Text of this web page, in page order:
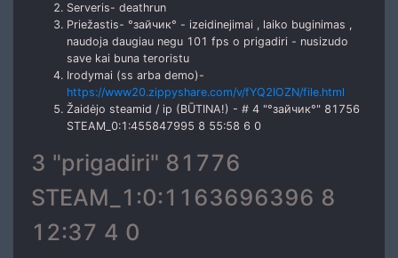
Serveris- deathrun
Priežastis- °зайчик° - izeidinejimai , laiko buginimas ,
naudoja daugiau negu 101 fps o prigadiri - nusizudo
save kai buna teroristu
Irodymai (ss arba demo)-
https://www20.zippyshare.com/v/fYQ2IOZN/file.html
Žaidėjo steamid / ip (BŪTINA!) - # 4 "°зайчик°" 81756
STEAM_0:1:455847995 8 55:58 6 0
3 "prigadiri" 81776
STEAM_1:0:1163696396 8
12:37 4 0